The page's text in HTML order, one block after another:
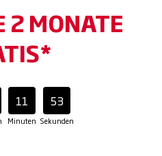
2 MONATE
11
Minuten
51
Sekunden
und Beweglichkeit
und machen
hinter dir und genieße